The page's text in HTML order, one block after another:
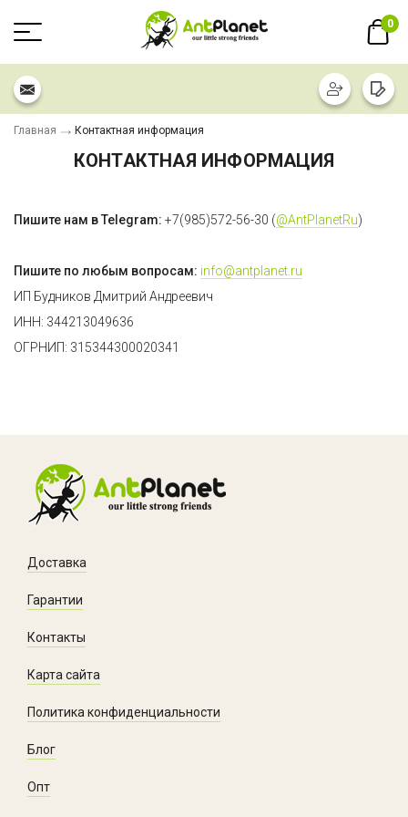
0
Главная Контактная информация
КОНТАКТНАЯ ИНФОРМАЦИЯ
Пишите нам в Telegram: +7(985)572-56-30 (@AntPlanetRu)
Пишите по любым вопросам: info@antplanet.ru
ИП Будников Дмитрий Андреевич
ИНН: 344213049636
ОГРНИП: 315344300020341
Доставка
Гарантии
Контакты
Карта сайта
Политика конфиденциальности
Блог
Опт